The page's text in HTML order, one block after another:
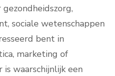
sociale wetenschappen
bent in
marketing of
waarschijnlijk een